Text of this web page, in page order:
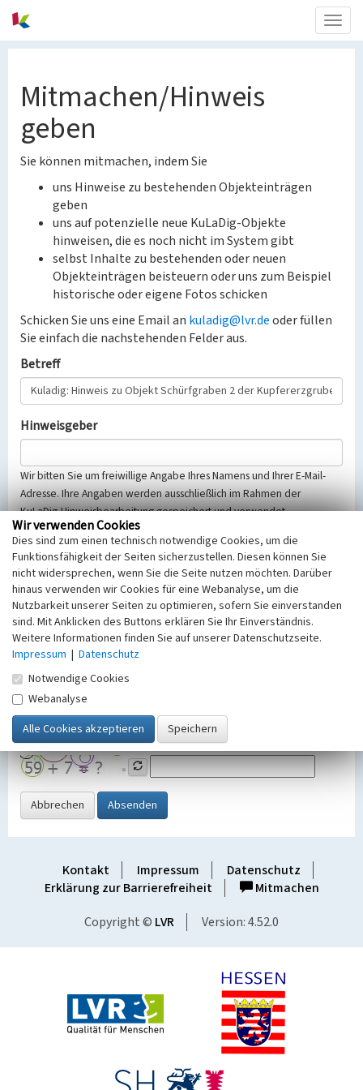
Mitmachen/Hinweis
geben
Sie können mitmachen, indem Sie
uns Hinweise zu bestehenden Objekteinträgen
geben
uns auf potenzielle neue KuLaDig-Objekte
hinweisen, die es noch nicht im System gibt
selbst Inhalte zu bestehenden oder neuen
Objekteinträgen beisteuern oder uns zum Beispiel
historische oder eigene Fotos schicken
Schicken Sie uns eine Email an kuladig@lvr.deoder füllen
Sie einfach die nachstehenden Felder aus.
Betreff
Hinweisgeber
Wir bitten Sie um freiwillige Angabe Ihres Namens und Ihrer E-Mail-
Adresse. Ihre Angaben werden ausschließlich im Rahmen der
KuLaDig-Hinweisbearbeitung gespeichert und verwendet.
Selbstverständlich werden diese entsprechend der Vorschriften des
Telemediengesetzes, des Datenschutzgesetzes NRW und der seit
dem 25.05.2018 gültigen Europäischen Datenschutzgrundverordnung
(EU-DSGVO) vertraulich behandelt, beachten Sie bitte unsere
Hinweise zumDatenschutz
Nachricht
SicherheitsabfrageTragen Sie unten das Rechenergebnis aus der
Grafik ein
Abbrechen Absenden
Kontakt Impressum
Datenschutz
Erklärung zur Barrierefreiheit
Mitmachen
Copyright © LVR Version: 4.52.0
Wir verwenden Cookies
Dies sind zum einen technisch notwendige Cookies, um die
Funktionsfähigkeit der Seiten sicherzustellen. Diesen können Sie
nicht widersprechen, wenn Sie die Seite nutzen möchten. Darüber
hinaus verwenden wir Cookies für eine Webanalyse, um die
Nutzbarkeit unserer Seiten zu optimieren, sofern Sie einverstanden
sind. Mit Anklicken des Buttons erklären Sie Ihr Einverständnis.
Weitere Informationen finden Sie auf unserer Datenschutzseite.
Impressum | Datenschutz
Notwendige Cookies
Webanalyse